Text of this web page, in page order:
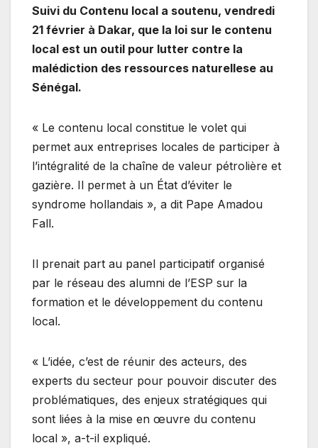
Suivi du Contenu local a soutenu, vendredi
21 février à Dakar, que la loi sur le contenu
local est un outil pour lutter contre la
malédiction des ressources naturellese au
Sénégal.
« Le contenu local constitue le volet qui
permet aux entreprises locales de participer à
l’intégralité de la chaîne de valeur pétrolière et
gazière. Il permet à un État d’éviter le
syndrome hollandais », a dit Pape Amadou
Fall.
Il prenait part au panel participatif organisé
par le réseau des alumni de l’ESP sur la
formation et le développement du contenu
local.
« L’idée, c’est de réunir des acteurs, des
experts du secteur pour pouvoir discuter des
problématiques, des enjeux stratégiques qui
sont liées à la mise en œuvre du contenu
local », a-t-il expliqué.